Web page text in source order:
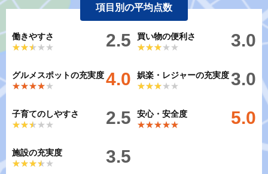
項目別の平均点数
働きやすさ
★★★★★
★★★★★ 2.5
買い物の便利さ
★★★★★
★★★★★ 3.0
グルメスポットの充実度
★★★★★
★★★★★ 4.0
娯楽・レジャーの充実度
★★★★★
★★★★★ 3.0
子育てのしやすさ
★★★★★
★★★★★ 2.5
安心・安全度
★★★★★
★★★★★ 5.0
施設の充実度
★★★★★
★★★★★ 3.5